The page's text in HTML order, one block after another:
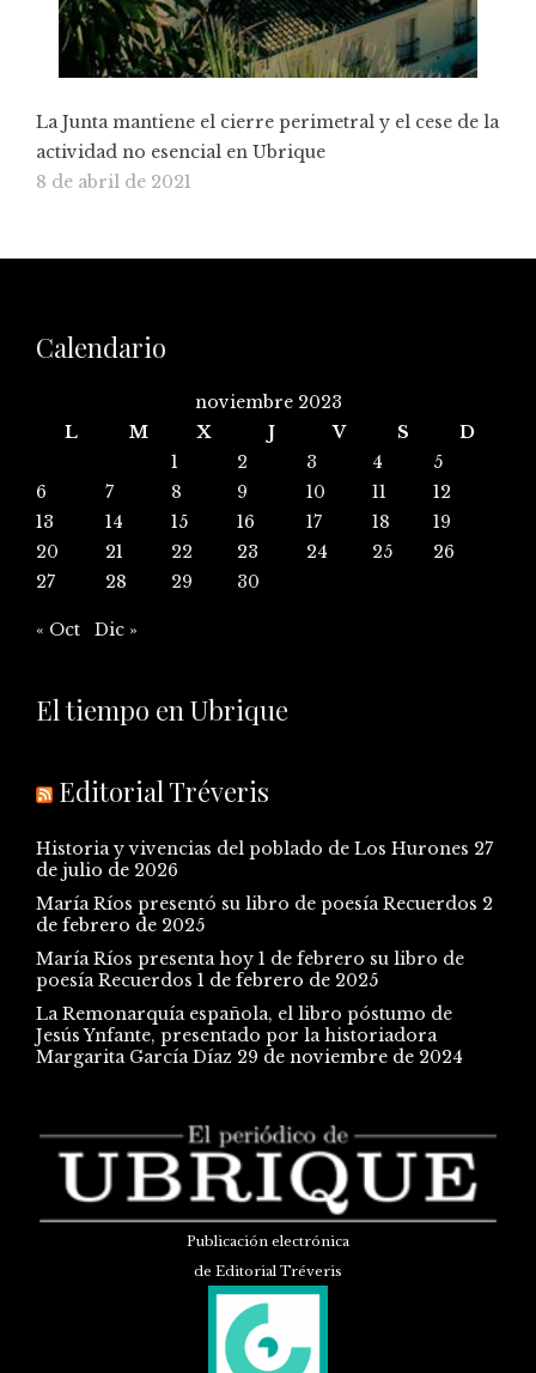
La Junta mantiene el cierre perimetral y el cese de la
actividad no esencial en Ubrique
8 de abril de 2021
Calendario
noviembre 2023
L
M X J V S
D
1
2 3 4
5
6
7 8 9 10 11
12
13
14 15 16 17 18
19
20
21 22 23 24 25
26
27
28 29 30
« Oct Dic »
El tiempo en Ubrique
Editorial Tréveris
Historia y vivencias del poblado de Los Hurones 27
de julio de 2026
María Ríos presentó su libro de poesía Recuerdos 2
de febrero de 2025
María Ríos presenta hoy 1 de febrero su libro de
poesía Recuerdos 1 de febrero de 2025
La Remonarquía española, el libro póstumo de
Jesús Ynfante, presentado por la historiadora
Margarita García Díaz 29 de noviembre de 2024
Publicación electrónica
de Editorial Tréveris